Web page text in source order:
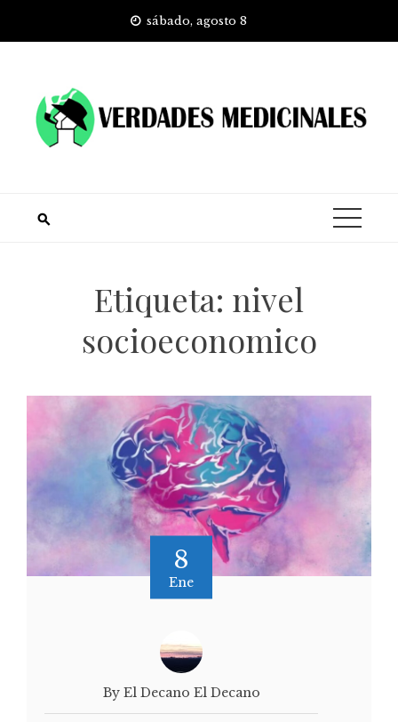
sábado, agosto 8
Etiqueta: nivel
socioeconomico
8
Ene
By El Decano El Decano